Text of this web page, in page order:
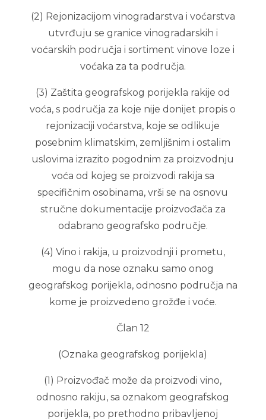
(2) Rejonizacijom vinogradarstva i voćarstva
utvrđuju se granice vinogradarskih i
voćarskih područja i sortiment vinove loze i
voćaka za ta područja.
(3) Zaštita geografskog porijekla rakije od
voća, s područja za koje nije donijet propis o
rejonizaciji voćarstva, koje se odlikuje
posebnim klimatskim, zemljišnim i ostalim
uslovima izrazito pogodnim za proizvodnju
voća od kojeg se proizvodi rakija sa
specifičnim osobinama, vrši se na osnovu
stručne dokumentacije proizvođača za
odabrano geografsko područje.
(4) Vino i rakija, u proizvodnji i prometu,
mogu da nose oznaku samo onog
geografskog porijekla, odnosno područja na
kome je proizvedeno grožđe i voće.
Član 12
(Oznaka geografskog porijekla)
(1) Proizvođač može da proizvodi vino,
odnosno rakiju, sa oznakom geografskog
porijekla, po prethodno pribavljenoj